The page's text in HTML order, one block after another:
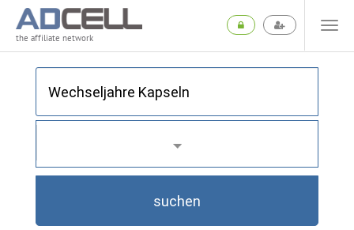
the affiliate network
suchen